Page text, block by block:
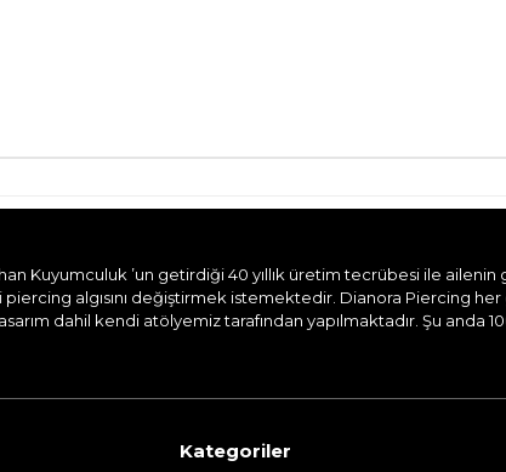
Kuyumculuk ’un getirdiği 40 yıllık üretim tecrübesi ile
algısını değiştirmek istemektedir. Dianora Piercing
dahil kendi atölyemiz tarafından yapılmaktadır. Şu anda
Kategoriler